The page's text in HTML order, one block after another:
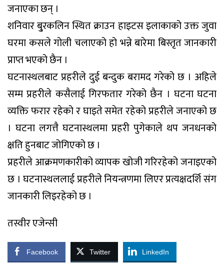
जनाएका छन् ।
शनिवार बु्रकलिन स्थित क्राउन हाइटस इलाकाको उक्त जुवा
घरमा कसले गोली चलाएको हो भन्ने बारेमा बिस्तृत जानकारी
प्राप्त भएको छैन ।
घटनास्थलबाट प्रहरीले दुई बन्दुक बरामद गरेको छ । अहिले
सम्म प्रहरीले कसैलाई गिरफतार गरेको छैन । घटना घटना
व्यक्ति फरार रहेको र घाइते समेत रहेको प्रहरीले जनाएको छ
। घटना लगत्तै घटनास्थलमा प्रहरी पुगेकाले थप जनधनको
क्षति हुनबाट जोगिएको छ ।
प्रहरीले आक्रमणकारीको व्यापक खोजी गरिरहेको जनाइएको
छ । घटनास्थललाई प्रहरीले नियन्त्रणमा लिएर प्रत्यक्षदर्शि संग
जानकारी लिइरहेको छ ।
तस्वीर एजेन्सी
Facebook Twitter LinkedIn